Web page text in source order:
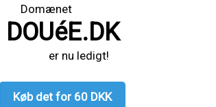
Domænet
DOUéE.DK
er nu ledigt!
Køb det for 60 DKK